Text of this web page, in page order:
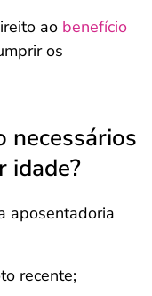
ao benefício
os
necessários
idade?
aposentadoria
recente;